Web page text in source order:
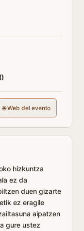
()
🌐 Web del evento
hizkuntza
ez da
duen gizarte
ez eragile
aipatzen
gure ustez